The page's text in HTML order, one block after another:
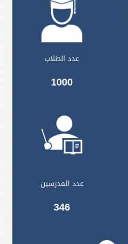
عدد الطلاب
1000
عدد المدرسين
346